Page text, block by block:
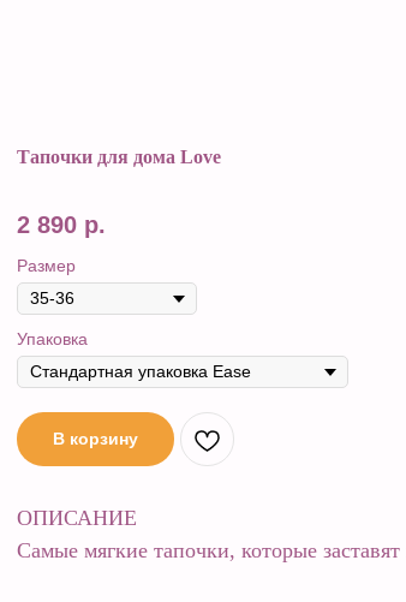
Тапочки для дома Love
2 890 р.
Размер
Упаковка
В корзину
ОПИСАНИЕ
Самые мягкие тапочки, которые